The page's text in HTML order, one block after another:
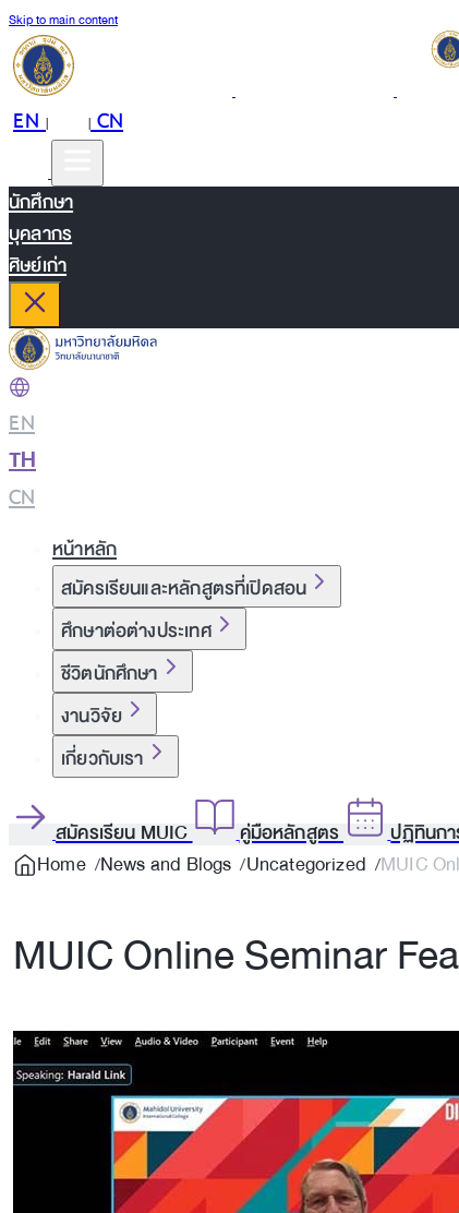
Skip to main content
EN| |CN
นักศึกษา
บุคลากร
ศิษย์เก่า
EN
TH
CN
หน้าหลัก
สมัครเรียนและหลักสูตรที่เปิดสอน
ศึกษาต่อต่างประเทศ
ชีวิตนักศึกษา
งานวิจัย
เกี่ยวกับเรา
สมัครเรียน MUIC คู่มือหลักสูตร ปฏิทินก
Home News and Blogs Uncategorized MUIC
MUIC Online Seminar